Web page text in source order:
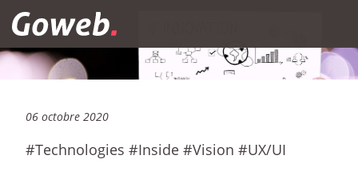
Goweb
06 octobre 2020
Technologies #Inside #Vision #UX/UI